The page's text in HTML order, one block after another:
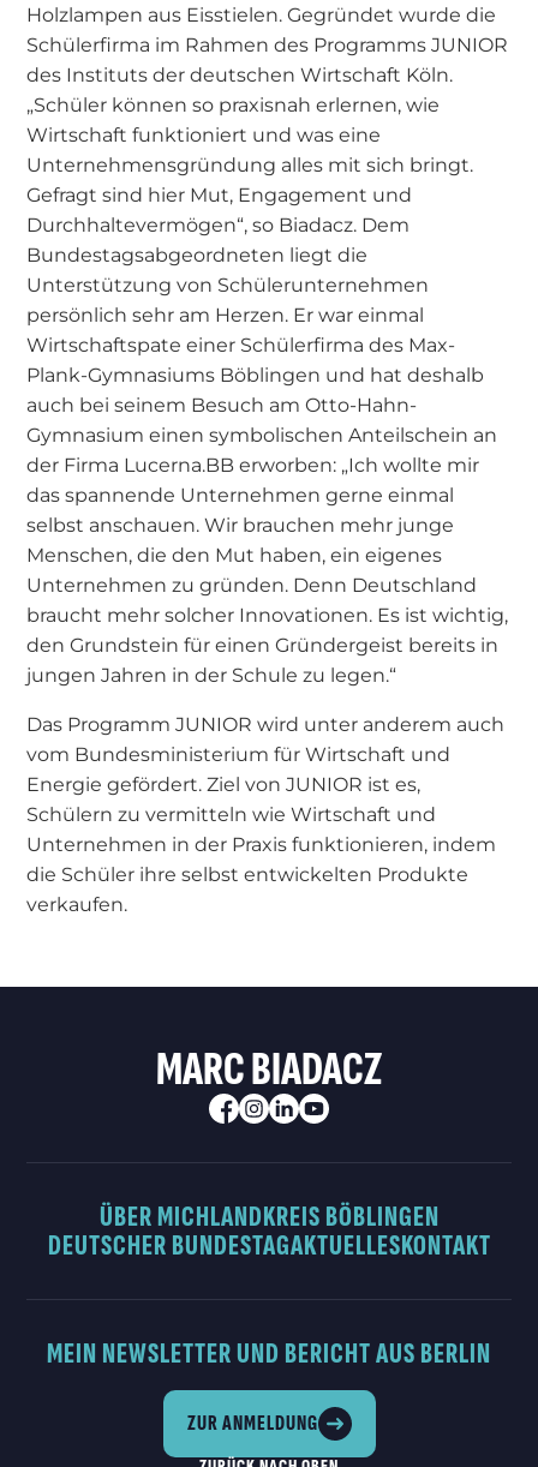
Holzlampen aus Eisstielen. Gegründet wurde die
Schülerfirma im Rahmen des Programms JUNIOR
des Instituts der deutschen Wirtschaft Köln.
„Schüler können so praxisnah erlernen, wie
Wirtschaft funktioniert und was eine
Unternehmensgründung alles mit sich bringt.
Gefragt sind hier Mut, Engagement und
Durchhaltevermögen“, so Biadacz. Dem
Bundestagsabgeordneten liegt die
Unterstützung von Schülerunternehmen
persönlich sehr am Herzen. Er war einmal
Wirtschaftspate einer Schülerfirma des Max-
Plank-Gymnasiums Böblingen und hat deshalb
auch bei seinem Besuch am Otto-Hahn-
Gymnasium einen symbolischen Anteilschein an
der Firma Lucerna.BB erworben: „Ich wollte mir
das spannende Unternehmen gerne einmal
selbst anschauen. Wir brauchen mehr junge
Menschen, die den Mut haben, ein eigenes
Unternehmen zu gründen. Denn Deutschland
braucht mehr solcher Innovationen. Es ist wichtig,
den Grundstein für einen Gründergeist bereits in
jungen Jahren in der Schule zu legen.“
Das Programm JUNIOR wird unter anderem auch
vom Bundesministerium für Wirtschaft und
Energie gefördert. Ziel von JUNIOR ist es,
Schülern zu vermitteln wie Wirtschaft und
Unternehmen in der Praxis funktionieren, indem
die Schüler ihre selbst entwickelten Produkte
verkaufen.
MARC BIADACZ
ÜBER MICHLANDKREIS BÖBLINGEN
DEUTSCHER BUNDESTAGAKTUELLESKONTAKT
MEIN NEWSLETTER UND BERICHT AUS BERLIN
ZUR ANMELDUNG